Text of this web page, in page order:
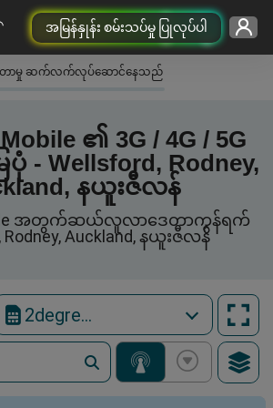
အမြန်နှုန်း စမ်းသပ်မှု ပြုလုပ်ပါ
တာမှု ဆက်လက်လုပ်ဆောင်နေသည်
၏ 3G / 4G / 5G
- Wellsford, Rodney,
နယူးဇီလန်
အတွက်ဆယ်လူလာဒေတာကွန်ရက်
Rodney, Auckland, နယူးဇီလန်
2degrees Mobile